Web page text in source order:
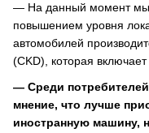
— На данный момент мы
повышением уровня
автомобилей
(CKD), которая включает
— Среди потребителей
мнение, что лучше
иностранную машину,